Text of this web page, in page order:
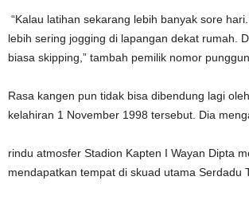
“Kalau latihan sekarang lebih banyak sore
lebih sering jogging di lapangan dekat rumah.
biasa skipping,” tambah pemilik nomor
Rasa kangen pun tidak bisa dibendung lagi
kelahiran 1 November 1998 tersebut. Dia
rindu atmosfer Stadion Kapten I Wayan Dipta
mendapatkan tempat di skuad utama Serdadu